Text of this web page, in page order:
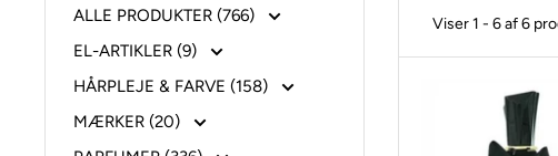
ALLE PRODUKTER (766)
EL-ARTIKLER (9)
HÅRPLEJE & FARVE (158)
MÆRKER (20)
Viser 1 - 6 af 6